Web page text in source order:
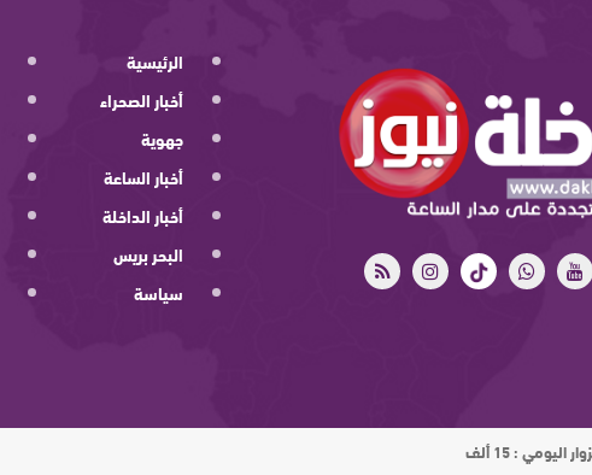
الرئيسية
أخبار الصحراء
جهوية
أخبار الساعة
أخبار الداخلة
البحر بريس
سياسة